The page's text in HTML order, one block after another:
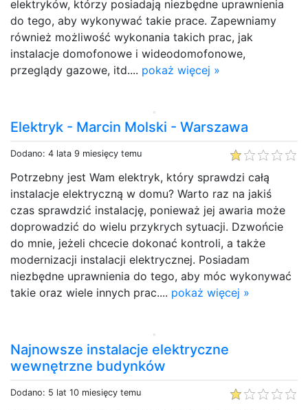
elektryków, którzy posiadają niezbędne uprawnienia
do tego, aby wykonywać takie prace. Zapewniamy
również możliwość wykonania takich prac, jak
instalacje domofonowe i wideodomofonowe,
przeglądy gazowe, itd.... pokaż więcej »
Elektryk - Marcin Molski - Warszawa
Dodano: 4 lata 9 miesięcy temu
Potrzebny jest Wam elektryk, który sprawdzi całą
instalacje elektryczną w domu? Warto raz na jakiś
czas sprawdzić instalację, ponieważ jej awaria może
doprowadzić do wielu przykrych sytuacji. Dzwońcie
do mnie, jeżeli chcecie dokonać kontroli, a także
modernizacji instalacji elektrycznej. Posiadam
niezbędne uprawnienia do tego, aby móc wykonywać
takie oraz wiele innych prac.... pokaż więcej »
Najnowsze instalacje elektryczne
wewnętrzne budynków
Dodano: 5 lat 10 miesięcy temu